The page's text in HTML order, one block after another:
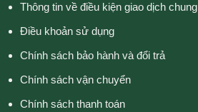
Thông tin về điều kiện giao dịch chung
Điều khoản sử dụng
Chính sách bảo hành và đổi trả
Chính sách vận chuyển
Chính sách thanh toán